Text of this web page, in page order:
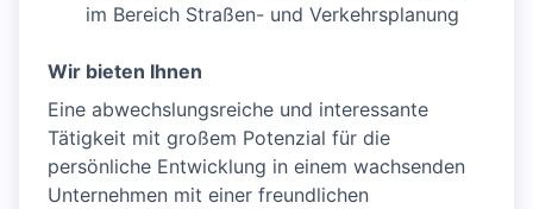
im Bereich Straßen- und Verkehrsplanung
Wir bieten Ihnen
Eine abwechslungsreiche und interessante
Tätigkeit mit großem Potenzial für die
persönliche Entwicklung in einem wachsenden
Unternehmen mit einer freundlichen